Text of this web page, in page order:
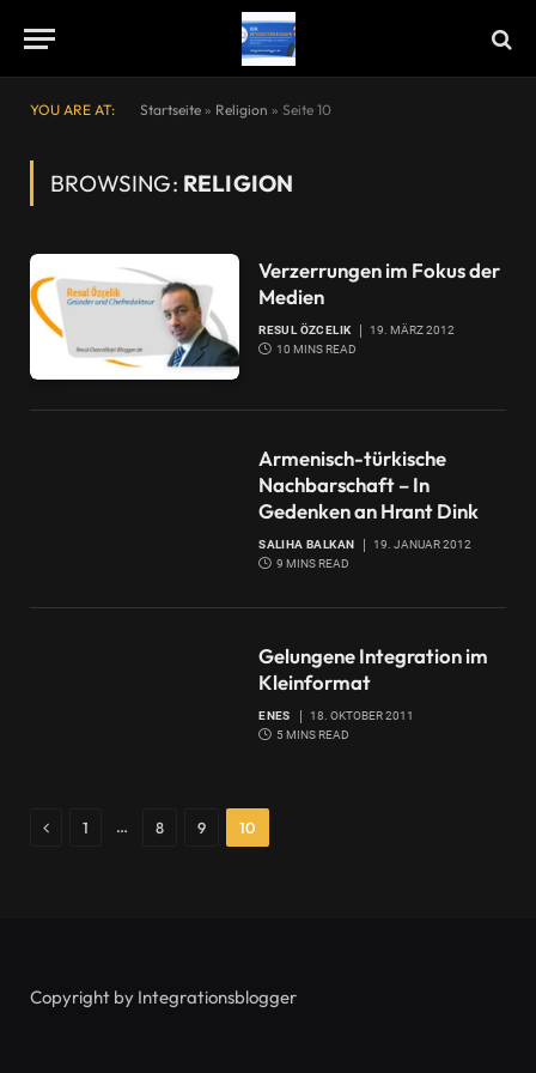
YOU ARE AT: Startseite » Religion » Seite 10
BROWSING: RELIGION
Verzerrungen im Fokus der
Medien
RESUL ÖZCELIK
19. MÄRZ 2012
10 MINS READ
Armenisch-türkische
Nachbarschaft – In
Gedenken an Hrant Dink
SALIHA BALKAN
19. JANUAR 2012
9 MINS READ
Gelungene Integration im
Kleinformat
ENES
18. OKTOBER 2011
5 MINS READ
Previous
1 … 8 9 10
Copyright by Integrationsblogger